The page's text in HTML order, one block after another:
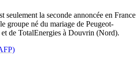
seulement la seconde annoncée en France
groupe né du mariage de Peugeot-
de TotalEnergies à Douvrin (Nord).